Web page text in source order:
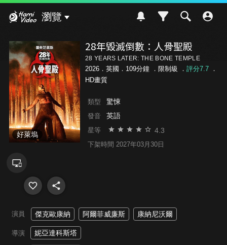
瀏覽
好萊塢
28年毀滅倒數：人骨聖殿
28 YEARS LATER: THE BONE TEMPLE
2026．英國．109分鐘 ． 限制級 ． 評分7.7．
HD畫質
類型 驚悚
發音 英語
星等 4.3
下架時間 2027年03月30日
演員 傑克歐康納 阿爾菲威廉斯 康納尼沃爾
導演 妮亞達科斯塔